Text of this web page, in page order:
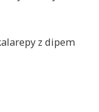
z dipem